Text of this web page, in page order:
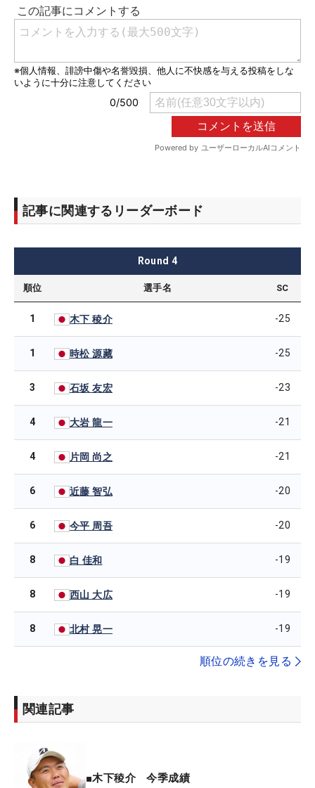
記事に関連するリーダーボード
Round 4
順位 選手名 SC
1 木下 稜介 -25
1 時松 源藏 -25
3 石坂 友宏 -23
4 大岩 龍一 -21
4 片岡 尚之 -21
6 近藤 智弘 -20
6 今平 周吾 -20
8 白 佳和 -19
8 西山 大広 -19
8 北村 晃一 -19
順位の続きを見る
関連記事
■木下稜介 今季成績